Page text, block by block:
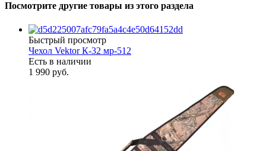
Посмотрите другие товары из этого раздела
Быстрый просмотр
Чехол Vektor К-32 мр-512
Есть в наличии
1 990 руб.